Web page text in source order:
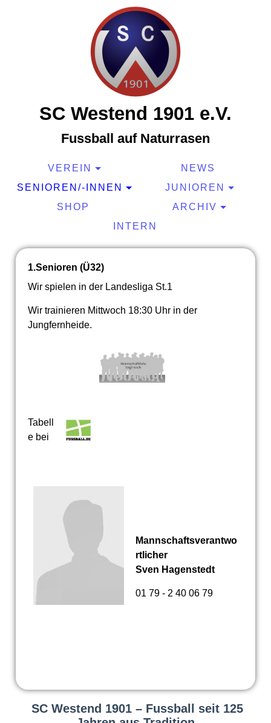
SC Westend 1901 e.V.
Fussball auf Naturrasen
VEREIN
NEWS
SENIOREN/-INNEN
JUNIOREN
SHOP
ARCHIV
INTERN
1.Senioren (Ü32)
Wir spielen in der Landesliga St.1
Wir trainieren Mittwoch 18:30 Uhr in der
Jungfernheide.
Tabell
e bei
Mannschaftsverantwo
rtlicher
Sven Hagenstedt
01 79 - 2 40 06 79
SC Westend 1901 – Fussball seit 125